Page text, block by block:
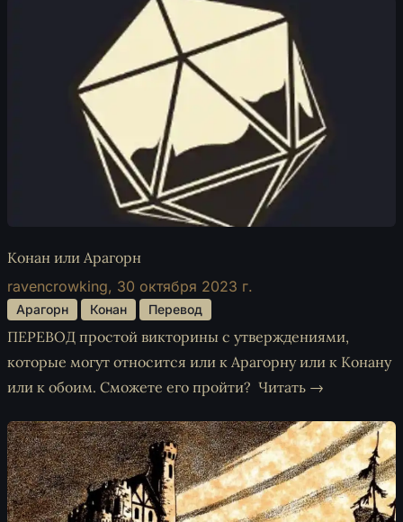
Конан или Арагорн
ravencrowking, 30 октября 2023 г.
Арагорн Конан Перевод
ПЕРЕВОД простой викторины с утверждениями,
которые могут относится или к Арагорну или к Конану
или к обоим. Сможете его пройти? Читать →